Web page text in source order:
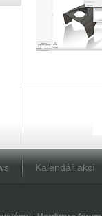
Kalendář akcí